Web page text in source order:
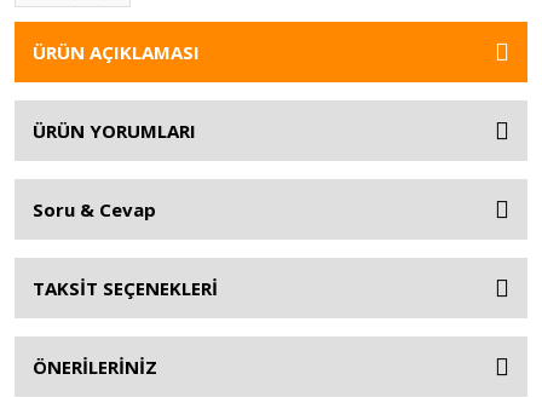
ÜRÜN AÇIKLAMASI
ÜRÜN YORUMLARI
Soru & Cevap
TAKSİT SEÇENEKLERİ
ÖNERİLERİNİZ